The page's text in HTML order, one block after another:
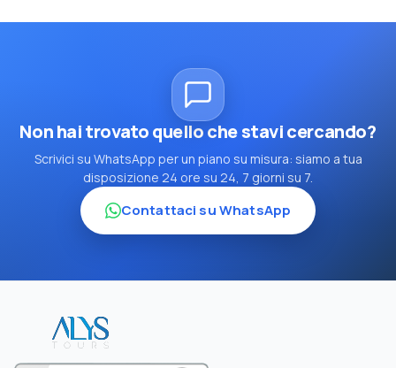
Non hai trovato quello che stavi cercando?
Scrivici su WhatsApp per un piano su misura: siamo a tua
disposizione 24 ore su 24, 7 giorni su 7.
Contattaci su WhatsApp